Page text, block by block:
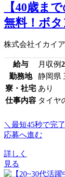
【40歳ま
無料！ボ
株式会社イカイ
給与 月収例
勤務地
静岡県
寮・社宅 あり
仕事内容 タイヤ
＼最短45秒で完
応募へ進む
詳しく
見る